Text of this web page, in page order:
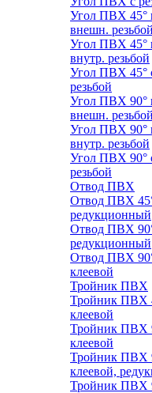
Угол ПВХ 45°
внешн. резьбой
Угол ПВХ 45°
внутр. резьбой
Угол ПВХ 45°
резьбой
Угол ПВХ 90°
внешн. резьбой
Угол ПВХ 90°
внутр. резьбой
Угол ПВХ 90°
резьбой
Отвод ПВХ
Отвод ПВХ
редукционный
Отвод ПВХ
редукционный
Отвод ПВХ
клеевой
Тройник ПВХ
Тройник ПВХ
клеевой
Тройник ПВХ
клеевой
Тройник ПВХ
клеевой,
Тройник ПВХ